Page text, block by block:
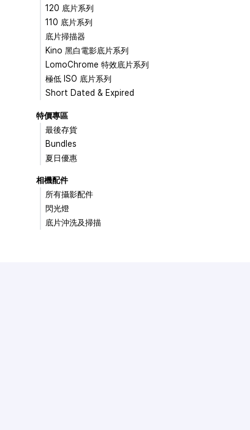
120 底片系列
110 底片系列
底片掃描器
Kino 黑白電影底片系列
LomoChrome 特效底片系列
極低 ISO 底片系列
Short Dated & Expired
特價專區
最後存貨
Bundles
夏日優惠
相機配件
所有攝影配件
閃光燈
底片沖洗及掃描